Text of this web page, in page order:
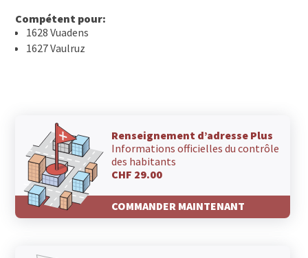
Compétent pour:
1628 Vuadens
1627 Vaulruz
Renseignement d’adresse Plus
Informations officielles du contrôle
des habitants
CHF 29.00
COMMANDER MAINTENANT